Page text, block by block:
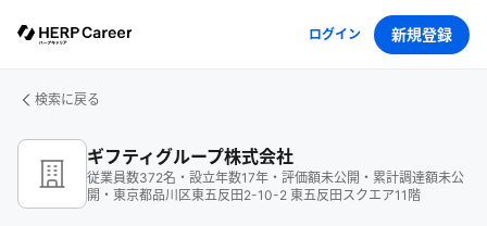
ログイン 新規登録
検索に戻る
ギフティグループ株式会社
従業員数372名 ・ 設立年数17年 ・ 評価額未公開 ・ 累計調達額未公
開 ・ 東京都品川区東五反田2-10-2 東五反田スクエア11階